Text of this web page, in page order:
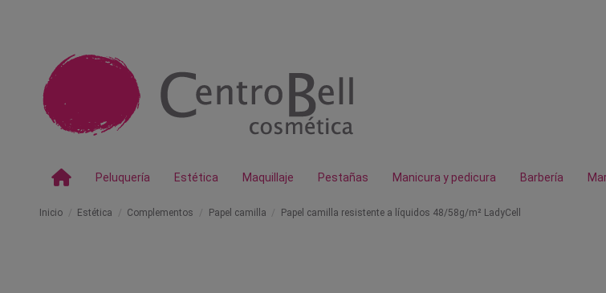
Peluquería Estética Maquillaje Pestañas Manicura y pedicura Barbería
Inicio Estética Complementos Papel camilla Papel camilla resistente a líquidos 48/58g/m² LadyCell